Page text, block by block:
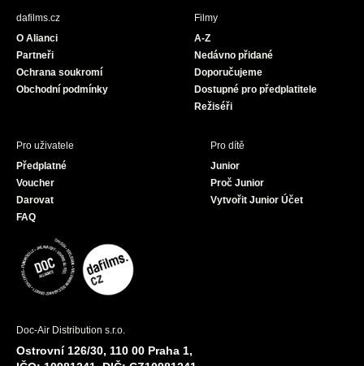
dafilms.cz
O Alianci
Partneři
Ochrana soukromí
Obchodní podmínky
Filmy
A-Z
Nedávno přidané
Doporučujeme
Dostupné pro předplatitele
Režiséři
Pro uživatele
Předplatné
Voucher
Darovat
FAQ
Pro dítě
Junior
Proč Junior
Vytvořit Junior Účet
Doc-Air Distribution s.r.o.
Ostrovní 126/30, 110 00 Praha 1,